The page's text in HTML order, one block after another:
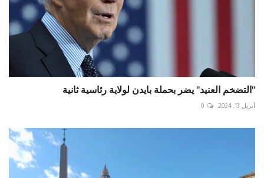
"التضخم العنيد" يضر بحملة بايدن لولاية رئاسية ثانية
أبريل 13, 2024 0